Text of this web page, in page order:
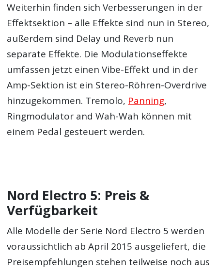
Weiterhin finden sich Verbesserungen in der
Effektsektion – alle Effekte sind nun in Stereo,
außerdem sind Delay und Reverb nun
separate Effekte. Die Modulationseffekte
umfassen jetzt einen Vibe-Effekt und in der
Amp-Sektion ist ein Stereo-Röhren-Overdrive
hinzugekommen. Tremolo, Panning,
Ringmodulator and Wah-Wah können mit
einem Pedal gesteuert werden.
Nord Electro 5: Preis &
Verfügbarkeit
Alle Modelle der Serie Nord Electro 5 werden
voraussichtlich ab April 2015 ausgeliefert, die
Preisempfehlungen stehen teilweise noch aus
Die aktuell besten Thomann Angebote